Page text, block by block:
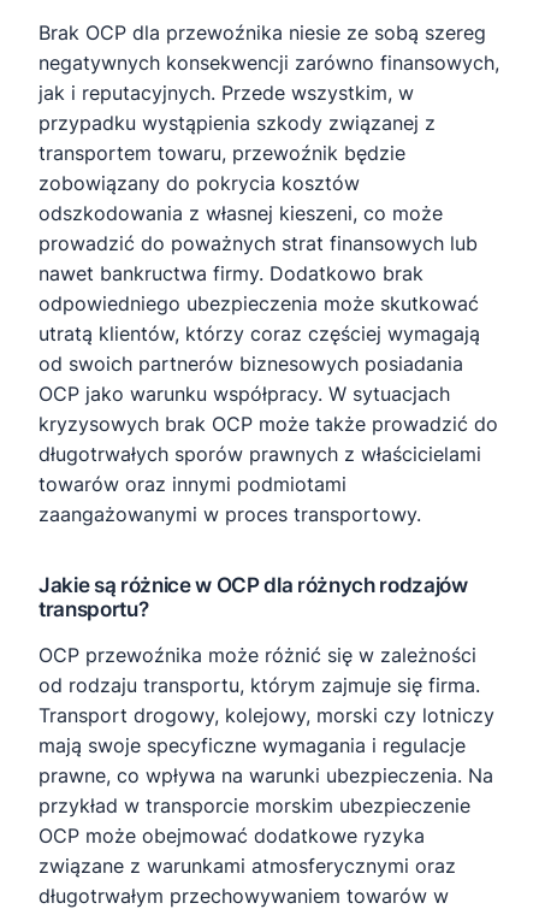
Brak OCP dla przewoźnika niesie ze sobą szereg
negatywnych konsekwencji zarówno finansowych,
jak i reputacyjnych. Przede wszystkim, w
przypadku wystąpienia szkody związanej z
transportem towaru, przewoźnik będzie
zobowiązany do pokrycia kosztów
odszkodowania z własnej kieszeni, co może
prowadzić do poważnych strat finansowych lub
nawet bankructwa firmy. Dodatkowo brak
odpowiedniego ubezpieczenia może skutkować
utratą klientów, którzy coraz częściej wymagają
od swoich partnerów biznesowych posiadania
OCP jako warunku współpracy. W sytuacjach
kryzysowych brak OCP może także prowadzić do
długotrwałych sporów prawnych z właścicielami
towarów oraz innymi podmiotami
zaangażowanymi w proces transportowy.
Jakie są różnice w OCP dla różnych rodzajów
transportu?
OCP przewoźnika może różnić się w zależności
od rodzaju transportu, którym zajmuje się firma.
Transport drogowy, kolejowy, morski czy lotniczy
mają swoje specyficzne wymagania i regulacje
prawne, co wpływa na warunki ubezpieczenia. Na
przykład w transporcie morskim ubezpieczenie
OCP może obejmować dodatkowe ryzyka
związane z warunkami atmosferycznymi oraz
długotrwałym przechowywaniem towarów w